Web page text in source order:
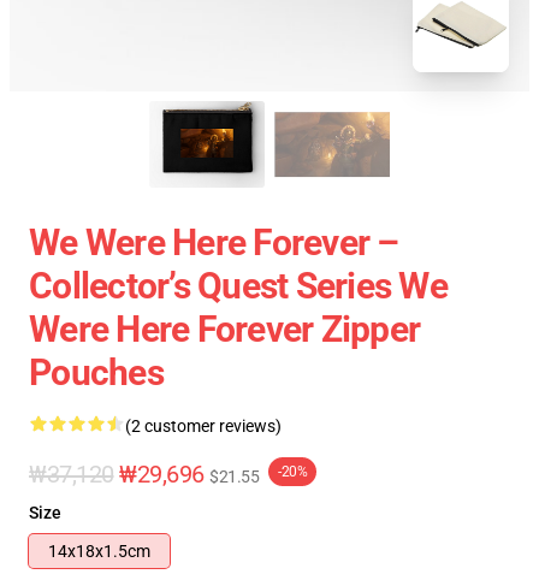
We Were Here Forever –
Collector’s Quest Series We
Were Here Forever Zipper
Pouches
(2 customer reviews)
₩37,120₩29,696 $21.55 -20%
Size
14x18x1.5cm